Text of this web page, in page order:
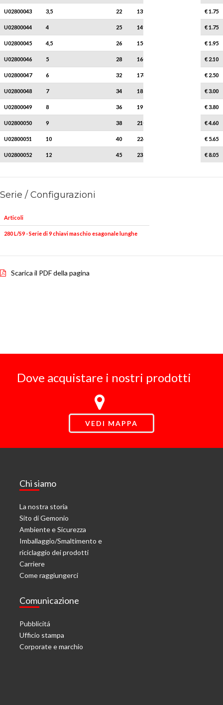
U02800043 3,5 22 131 € 1.75
U02800044 4 25 141 € 1.75
U02800045 4,5 26 150 € 1.95
U02800046 5 28 160 € 2.10
U02800047 6 32 174 € 2.50
U02800048 7 34 185 € 3.00
U02800049 8 36 197 € 3.80
U02800050 9 38 210 € 4.60
U02800051 10 40 224 € 5.65
U02800052 12 45 238 € 8.05
Serie / Configurazioni
Articoli
280 L/S9 - Serie di 9 chiavi maschio esagonale lunghe
Scarica il PDF della pagina
Dove acquistare i nostri prodotti
VEDI MAPPA
Chi siamo
La nostra storia
Sito di Gemonio
Ambiente e Sicurezza
Imballaggio/Smaltimento e
riciclaggio dei prodotti
Carriere
Come raggiungerci
Comunicazione
Pubblicitá
Ufficio stampa
Corporate e marchio